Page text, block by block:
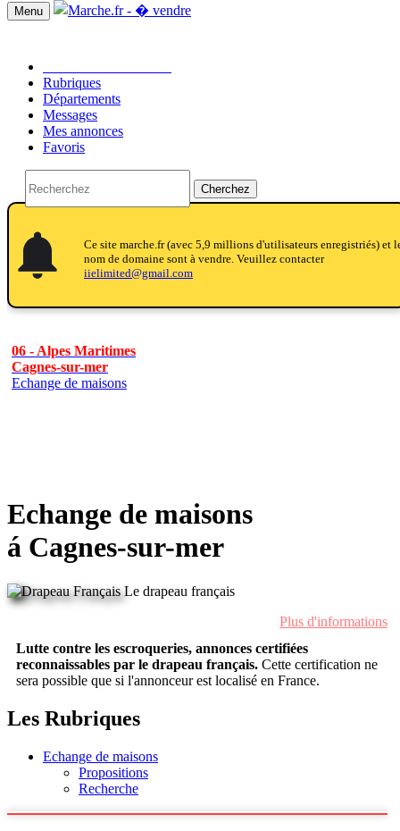
Menu
Rubriques
Départements
Messages
Mes annonces
Favoris
Cherchez
notifications
notifications
Ce site marche.fr (avec 5,9 millions d'utilisateurs enregistriés) et
nom de domaine sont à vendre. Veuillez contacter
iielimited@gmail.com
06 - Alpes Maritimes
Cagnes-sur-mer
Echange de maisons
Echange de maisons
á Cagnes-sur-mer
Le drapeau français
Plus d'informations
Lutte contre les escroqueries, annonces certifiées
reconnaissables par le drapeau français. Cette certification ne
sera possible que si l'annonceur est localisé en France.
Les Rubriques
Echange de maisons
Propositions
Recherche